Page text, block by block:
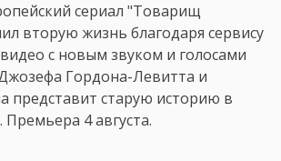
сериал "Товарищ
вторую жизнь благодаря сервису
с новым звуком и голосами
Гордона-Левитта и
представит старую историю в
4 августа.